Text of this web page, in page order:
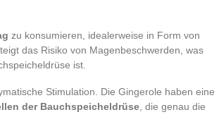
zu konsumieren, idealerweise in Form von
das Risiko von Magenbeschwerden, was
ist.
Stimulation. Die Gingerole haben eine
der Bauchspeicheldrüse , die genau die